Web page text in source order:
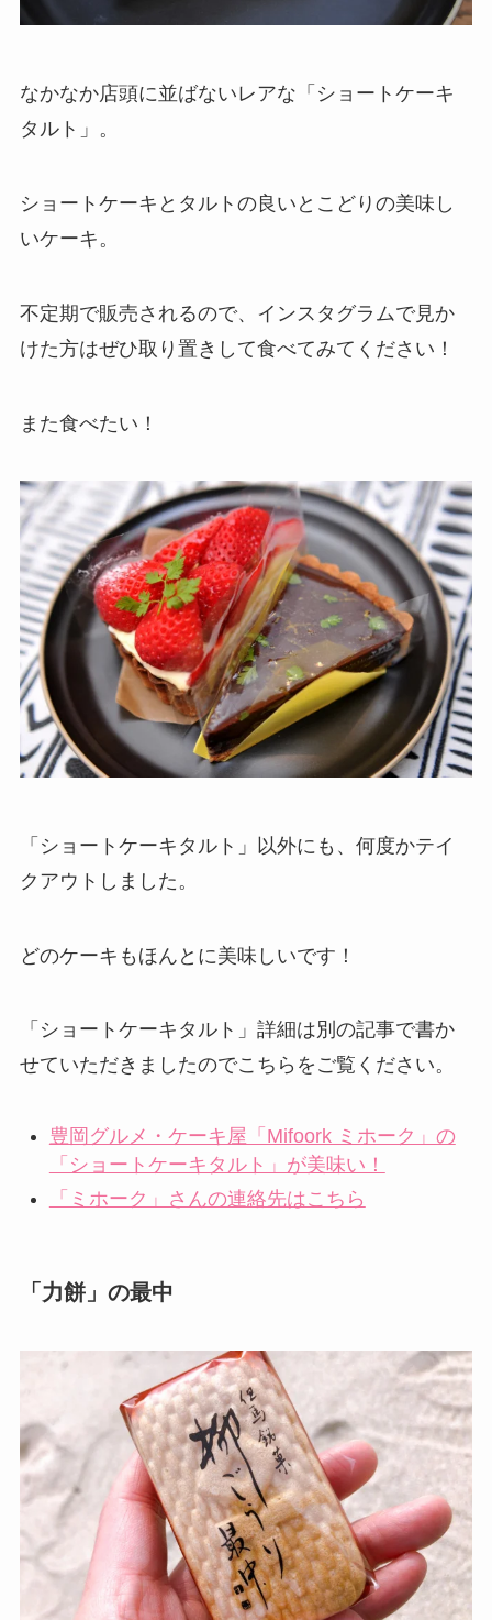
なかなか店頭に並ばないレアな「ショートケーキ
タルト」。
ショートケーキとタルトの良いとこどりの美味し
いケーキ。
不定期で販売されるので、インスタグラムで見か
けた方はぜひ取り置きして食べてみてください！
また食べたい！
「ショートケーキタルト」以外にも、何度かテイ
クアウトしました。
どのケーキもほんとに美味しいです！
「ショートケーキタルト」詳細は別の記事で書か
せていただきましたのでこちらをご覧ください。
豊岡グルメ・ケーキ屋「Mifoork ミホーク」の
「ショートケーキタルト」が美味い！
「ミホーク」さんの連絡先はこちら
「力餅」の最中